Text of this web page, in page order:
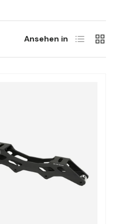
Ansehen in Liste Grill